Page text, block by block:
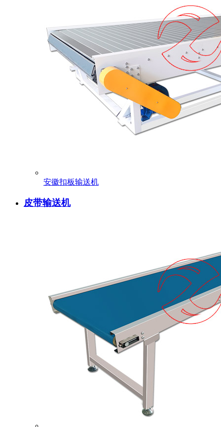
安徽扣板输送机
皮带输送机